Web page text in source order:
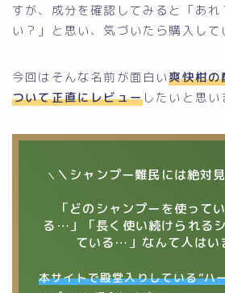
すが、成分を確認してみると「あ
い？」と思い、気づいたら購入して
今回はそんな名前が面白い爽快柑
ついて正直にレビューしたいと思い
＼ ＼シャンプー難民には絶対
「どのシャンプーを使って
る…」「長く使い続けられる
ている…」なんて人はい
本サイトで殿堂入りしている”ハ